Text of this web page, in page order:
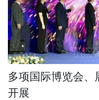
多项国际博览会
开展